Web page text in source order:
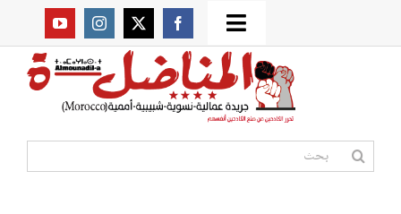
to
Toggle
Navigation
من نحن؟
البحث